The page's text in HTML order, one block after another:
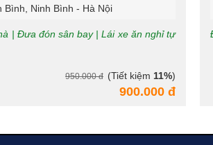
Bình, Ninh Bình - Hà Nội
| Đưa đón sân bay | Lái xe ăn nghỉ tự
950.000 đ (Tiết kiệm 11%)
900.000 đ